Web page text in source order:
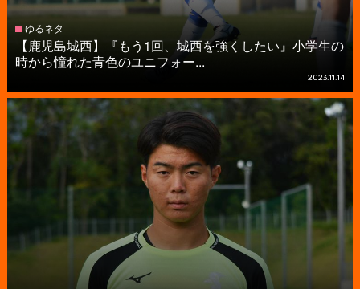
ゆるネタ
【鹿児島城西】『もう1回、城西を強くしたい』小学生の
時から憧れた青色のユニフォー...
2023.11.14